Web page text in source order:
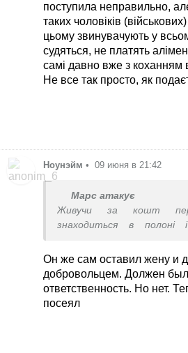
поступила неправильно,
таких чоловіків
цьому звинувачують у
судяться, не платять
самі давно вже з коханням
Не все так просто, як
Ноунэйм • 09 июня в 21:42
Марс атакує
Живучи за кошт
знаходиться в полоні
Он же сам оставил жену и
добровольцем. Должен был
ответственность. Но нет.
посеял